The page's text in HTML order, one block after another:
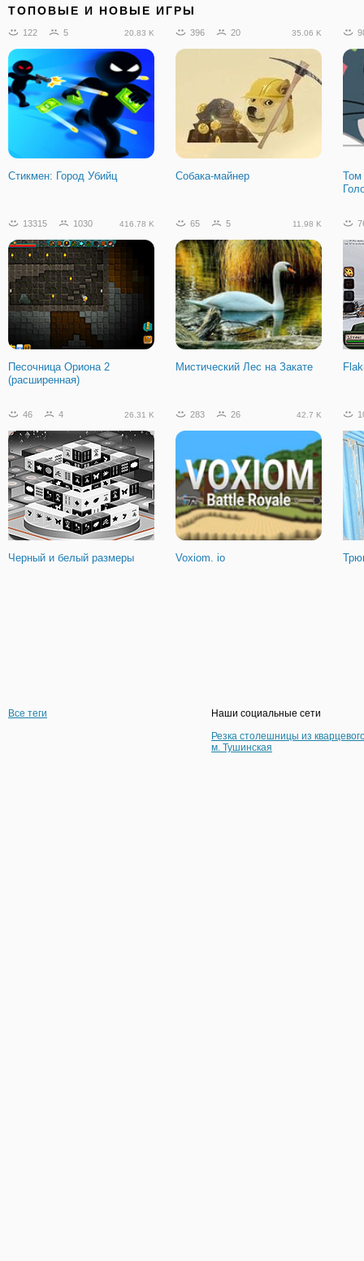
Машина Ест Машину 6 Магические Статуи
Цветок Пустыни
ТОПОВЫЕ И НОВЫЕ ИГРЫ
122 5 20.83 K
Стикмен: Город Убийц
396 20 35.06 K
Собака-майнер
Том
13315 1030 416.78 K
Песочница Ориона 2
(расширенная)
65 5 11.98 K
Мистический Лес на Закате
46 4 26.31 K
Черный и белый размеры
283 26 42.7 K
Voxiom. io
Все теги
Наши социальные сети
Резка столешницы из
м. Тушинская